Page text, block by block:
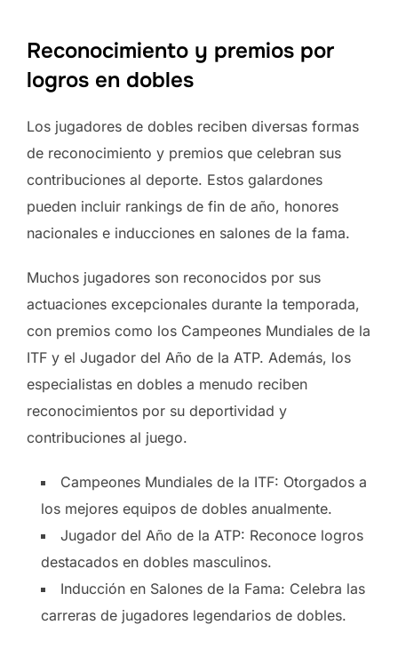
Reconocimiento y premios por
logros en dobles
Los jugadores de dobles reciben diversas formas
de reconocimiento y premios que celebran sus
contribuciones al deporte. Estos galardones
pueden incluir rankings de fin de año, honores
nacionales e inducciones en salones de la fama.
Muchos jugadores son reconocidos por sus
actuaciones excepcionales durante la temporada,
con premios como los Campeones Mundiales de la
ITF y el Jugador del Año de la ATP. Además, los
especialistas en dobles a menudo reciben
reconocimientos por su deportividad y
contribuciones al juego.
Campeones Mundiales de la ITF: Otorgados a
los mejores equipos de dobles anualmente.
Jugador del Año de la ATP: Reconoce logros
destacados en dobles masculinos.
Inducción en Salones de la Fama: Celebra las
carreras de jugadores legendarios de dobles.